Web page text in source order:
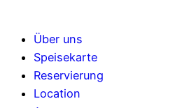
Über uns
Speisekarte
Reservierung
Location